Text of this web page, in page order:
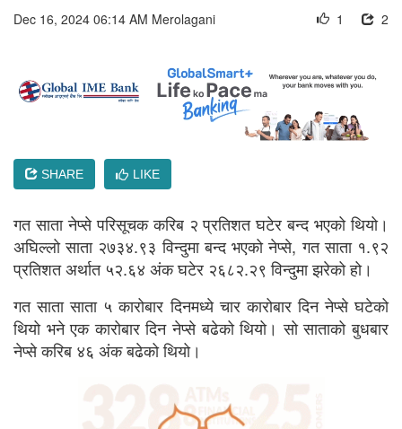
Dec 16, 2024 06:14 AM Merolagani 2
1
SHARE LIKE
गत साता नेप्से परिसूचक करिब २ प्रतिशत घटेर बन्द भएको थियो।
अघिल्लो साता २७३४.९३ विन्दुमा बन्द भएको नेप्से, गत साता १.९२
प्रतिशत अर्थात ५२.६४ अंक घटेर २६८२.२९ विन्दुमा झरेको हो।
गत साता साता ५ कारोबार दिनमध्ये चार कारोबार दिन नेप्से घटेको
थियो भने एक कारोबार दिन नेप्से बढेको थियो। सो साताको बुधबार
नेप्से करिब ४६ अंक बढेको थियो।